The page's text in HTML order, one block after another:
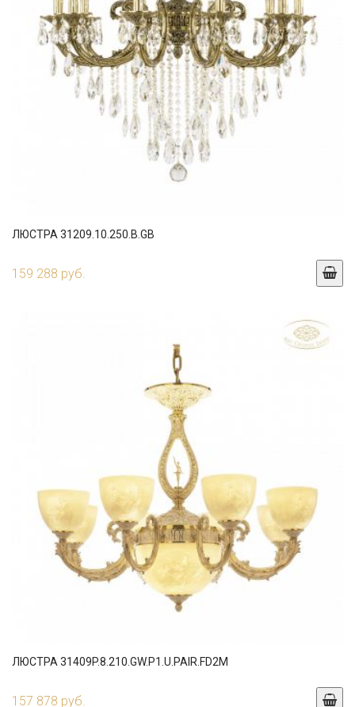
ЛЮСТРА 31209.10.250.B.GB
159 288 руб.
ЛЮСТРА 31409P.8.210.GW.P1.U.PAIR.FD2M
157 878 руб.